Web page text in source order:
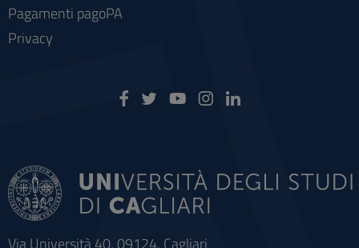
Via Università 40, 09124, Cagliari
Pagamenti pagoPA
Privacy